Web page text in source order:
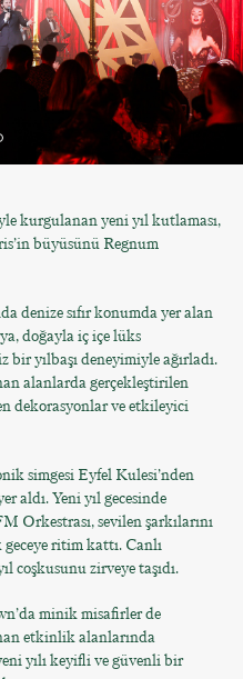
kurgulanan yeni yıl kutlaması,
büyüsünü Regnum
denize sıfır konumda yer alan
doğayla iç içe lüks
yılbaşı deneyimiyle ağırladı.
alanlarda gerçekleştirilen
dekorasyonlar ve etkileyici
simgesi Eyfel Kulesi’nden
aldı. Yeni yıl gecesinde
Orkestrası, sevilen şarkılarını
ritim kattı. Canlı
coşkusunu zirveye taşıdı.
minik misafirler de
etkinlik alanlarında
yılı keyifli ve güvenli bir